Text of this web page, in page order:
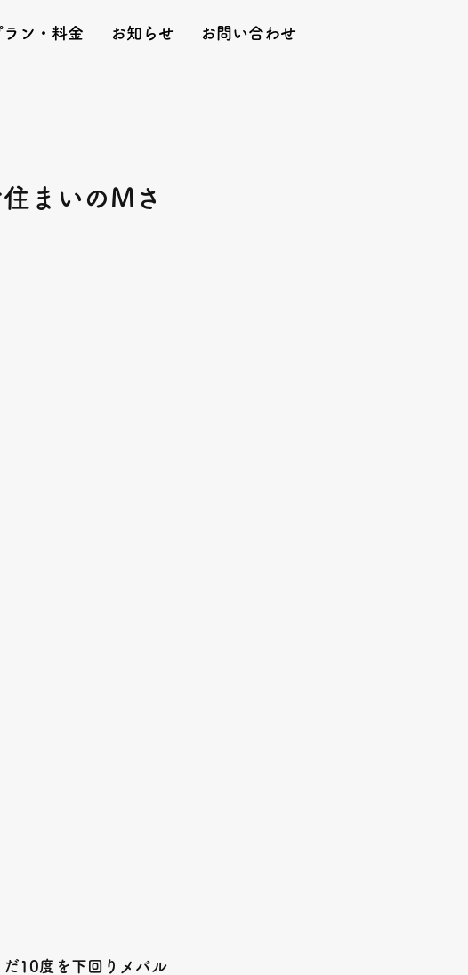
ラン・料金 お知らせ お問い合わせ
まいのMさ
10度を下回りメバル